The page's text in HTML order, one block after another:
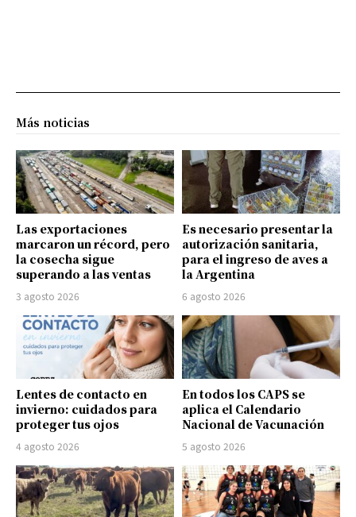
Más noticias
Las exportaciones
marcaron un récord, pero
la cosecha sigue
superando a las ventas
3 agosto 2026
Es necesario presentar la
autorización sanitaria,
para el ingreso de aves a
la Argentina
6 agosto 2026
Lentes de contacto en
invierno: cuidados para
proteger tus ojos
4 agosto 2026
En todos los CAPS se
aplica el Calendario
Nacional de Vacunación
5 agosto 2026